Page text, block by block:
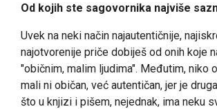
Od kojih ste sagovornika najviše
Uvek na neki način najautentičnije,
najotvorenije priče dobiješ od onih koje
"običnim, malim ljudima". Međutim, niko
mali ni običan, već autentičan, jer je
što u knjizi i pišem, nejednak, ima neku